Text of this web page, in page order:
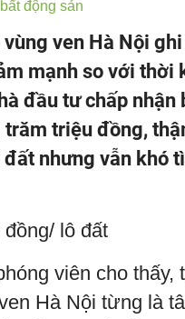
động sản
ven Hà Nội
mạnh so với thời
đầu tư chấp nhận
triệu đồng,
nhưng vẫn khó
lô đất
viên cho thấy,
Hà Nội từng là